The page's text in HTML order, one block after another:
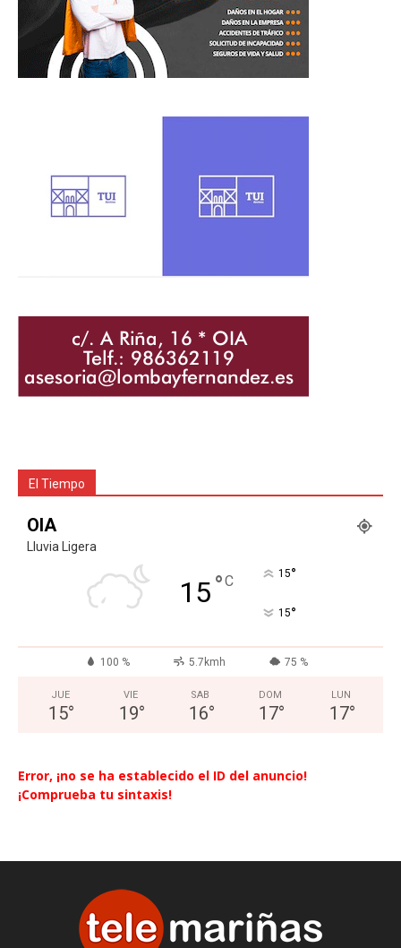
El Tiempo
OIA
Lluvia Ligera
15°C 15°
15°
100 % 5.7kmh 75 %
JUE
15°
VIE
19°
SAB
16°
DOM
17°
LUN
17°
Error, ¡no se ha establecido el ID del anuncio!
¡Comprueba tu sintaxis!